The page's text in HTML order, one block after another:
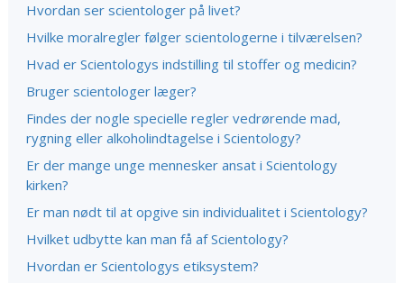
Hvordan ser scientologer på livet?
Hvilke moralregler følger scientologerne i tilværelsen?
Hvad er Scientologys indstilling til stoffer og medicin?
Bruger scientologer læger?
Findes der nogle specielle regler vedrørende mad,
rygning eller alkoholindtagelse i Scientology?
Er der mange unge mennesker ansat i Scientology
kirken?
Er man nødt til at opgive sin individualitet i Scientology?
Hvilket udbytte kan man få af Scientology?
Hvordan er Scientologys etiksystem?